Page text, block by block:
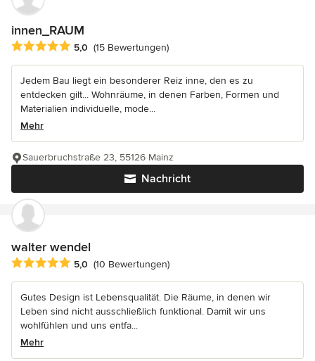
innen_RAUM
Durchschnittliche Bewertung: 5 von 5 Sternen
5,0 (15 Bewertungen)
Jedem Bau liegt ein besonderer Reiz inne, den es zu
entdecken gilt... Wohnräume, in denen Farben, Formen und
Materialien individuelle, mode...
Mehr
Nachricht
Sauerbruchstraße 23, 55126 Mainz
walter wendel
Durchschnittliche Bewertung: 5 von 5 Sternen
5,0 (10 Bewertungen)
Gutes Design ist Lebensqualität. Die Räume, in denen wir
Leben sind nicht ausschließlich funktional. Damit wir uns
wohlfühlen und uns entfa...
Mehr